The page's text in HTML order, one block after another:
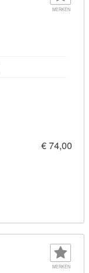
MERKEN
€ 74,00
MERKEN